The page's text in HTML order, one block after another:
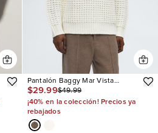
Pantalón Baggy Mar Vista
Stretch Tux
$29.99$49.99
¡40% en la colección! Precios ya
rebajados